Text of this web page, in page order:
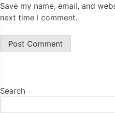
Save my name, email, and
next time I comment.
Search